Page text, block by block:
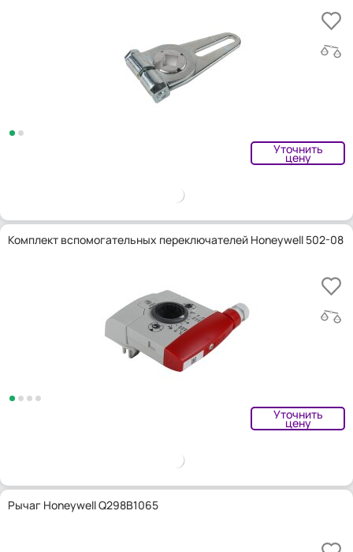
Уточнить
цену
Комплект вспомогательных переключателей Honeywell 502-08
Уточнить
цену
Рычаг Honeywell Q298B1065